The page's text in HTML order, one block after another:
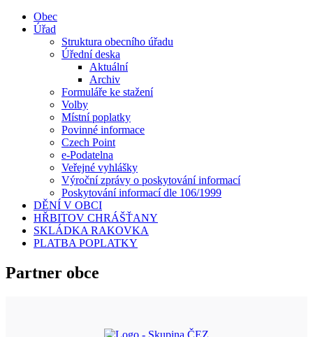
Obec
Úřad
Struktura obecního úřadu
Úřední deska
Aktuální
Archiv
Formuláře ke stažení
Volby
Místní poplatky
Povinné informace
Czech Point
e-Podatelna
Veřejné vyhlášky
Výroční zprávy o poskytování informací
Poskytování informací dle 106/1999
DĚNÍ V OBCI
HŘBITOV CHRÁŠŤANY
SKLÁDKA RAKOVKA
PLATBA POPLATKY
Partner obce